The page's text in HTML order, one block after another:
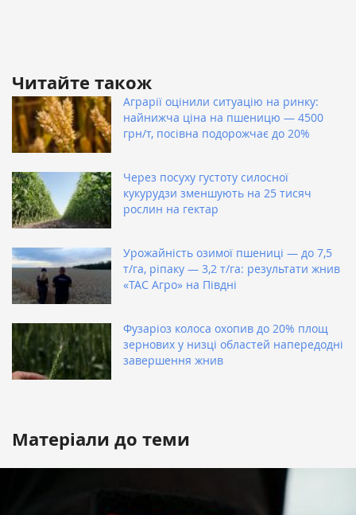
Читайте також
Аграрії оцінили ситуацію на ринку:
найнижча ціна на пшеницю — 4500
грн/т, посівна подорожчає до 20%
Через посуху густоту силосної
кукурудзи зменшують на 25 тисяч
рослин на гектар
Урожайність озимої пшениці — до 7,5
т/га, ріпаку — 3,2 т/га: результати жнив
«ТАС Агро» на Півдні
Фузаріоз колоса охопив до 20% площ
зернових у низці областей напередодні
завершення жнив
Матеріали до теми